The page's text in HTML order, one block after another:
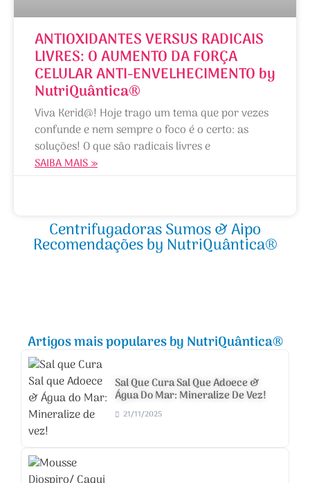
ANTIOXIDANTES VERSUS RADICAIS
LIVRES: O AUMENTO DA FORÇA
CELULAR ANTI-ENVELHECIMENTO by
NutriQuântica®
Viva Kerid@! Hoje trago um tema que por vezes
confunde e nem sempre o foco é o certo: as
soluções! O que são radicais livres e
SAIBA MAIS »
Centrifugadoras Sumos & Aipo
Recomendações by NutriQuântica®
Artigos mais populares by NutriQuântica®
Sal Que Cura Sal Que Adoece &
Água Do Mar: Mineralize De Vez!
21/11/2025